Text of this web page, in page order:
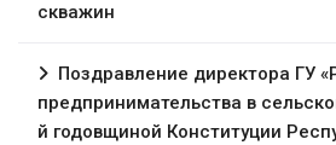
скважин
Поздравление директора ГУ
предпринимательства в
й годовщиной Конституции